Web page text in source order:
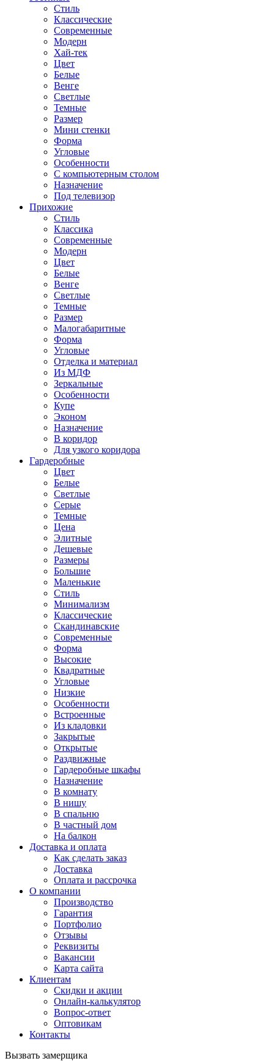
Стиль
Классические
Современные
Модерн
Хай-тек
Цвет
Белые
Венге
Светлые
Темные
Размер
Мини стенки
Форма
Угловые
Особенности
С компьютерным столом
Назначение
Под телевизор
Прихожие
Стиль
Классика
Современные
Модерн
Цвет
Белые
Венге
Светлые
Темные
Размер
Малогабаритные
Форма
Угловые
Отделка и материал
Из МДФ
Зеркальные
Особенности
Купе
Эконом
Назначение
В коридор
Для узкого коридора
Гардеробные
Цвет
Белые
Светлые
Серые
Темные
Цена
Элитные
Дешевые
Размеры
Большие
Маленькие
Стиль
Минимализм
Классические
Скандинавские
Современные
Форма
Высокие
Квадратные
Угловые
Низкие
Особенности
Встроенные
Из кладовки
Закрытые
Открытые
Раздвижные
Гардеробные шкафы
Назначение
В комнату
В нишу
В спальню
В частный дом
На балкон
Доставка и оплата
Как сделать заказ
Доставка
Оплата и рассрочка
О компании
Производство
Гарантия
Портфолио
Отзывы
Реквизиты
Вакансии
Карта сайта
Клиентам
Скидки и акции
Онлайн-калькулятор
Вопрос-ответ
Оптовикам
Контакты
Вызвать замерщика